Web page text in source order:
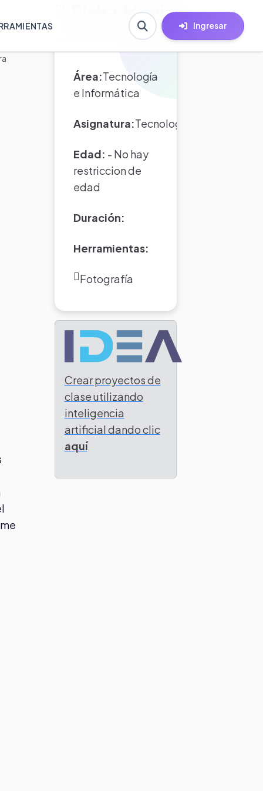
Ingresar
Ficha técnica
Área:Tecnología
e Informática
Asignatura:Tecnología
Edad: - No hay
restriccion de
edad
Duración:
Herramientas:
Fotografía
Crear proyectos de
clase utilizando
inteligencia
artificial dando clic
aquí